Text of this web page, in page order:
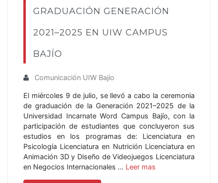
GRADUACIÓN GENERACIÓN
2021–2025 EN UIW CAMPUS
BAJÍO
Comunicación UIW Bajío
El miércoles 9 de julio, se llevó a cabo la ceremonia
de graduación de la Generación 2021–2025 de la
Universidad Incarnate Word Campus Bajío, con la
participación de estudiantes que concluyeron sus
estudios en los programas de: Licenciatura en
Psicología Licenciatura en Nutrición Licenciatura en
Animación 3D y Diseño de Videojuegos Licenciatura
en Negocios Internacionales … Leer mas